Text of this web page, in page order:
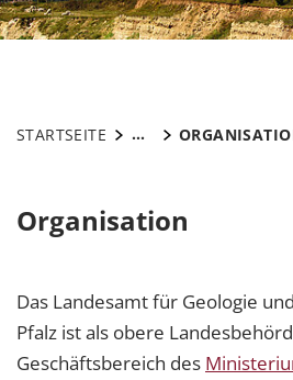
STARTSEITE ...
Organisation
Das Landesamt für Geologie
Pfalz ist als obere
Geschäftsbereich des